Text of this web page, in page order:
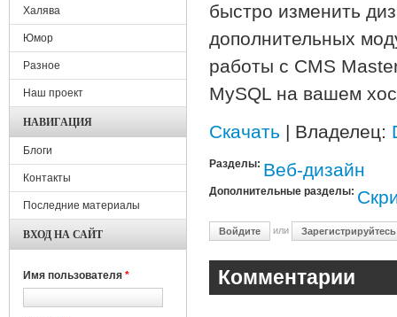
быстро изменить
дополнительных
работы с CMS
MySQL на вашем
Скачать | Владелец:
Разделы: Веб-дизайн
Дополнительные разделы:
Войдите или Зарегистрируйтесь
Комментарии
Халява
Юмор
Разное
Наш проект
НАВИГАЦИЯ
Блоги
Контакты
Последние материалы
ВХОД НА САЙТ
Имя пользователя *